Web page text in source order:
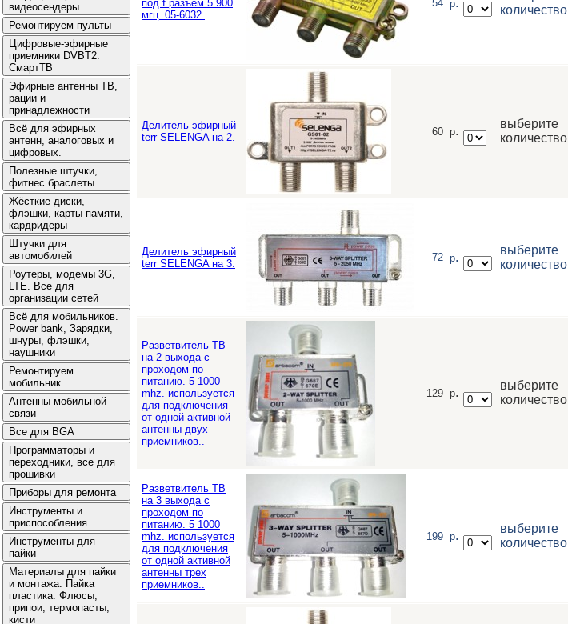
под f разъём 5 900
мгц. 05-6032.
54 р.
количество
Делитель эфирный
terr SELENGA на 2.
60 р.
выберите
количество
Делитель эфирный
terr SELENGA на 3.
72 р.
выберите
количество
Разветвитель ТВ
на 2 выхода с
проходом по
питанию. 5 1000
mhz. используется
для подключения
от одной активной
антенны двух
приемников..
129 р.
выберите
количество
Разветвитель ТВ
на 3 выхода с
проходом по
питанию. 5 1000
mhz. используется
для подключения
от одной активной
антенны трех
приемников..
199 р.
выберите
количество